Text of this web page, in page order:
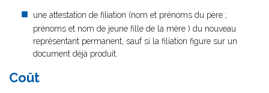
une attestation de filiation (nom et prénoms du père ;
prénoms et nom de jeune fille de la mère ) du nouveau
représentant permanent, sauf si la filiation figure sur un
document déjà produit.
Coût